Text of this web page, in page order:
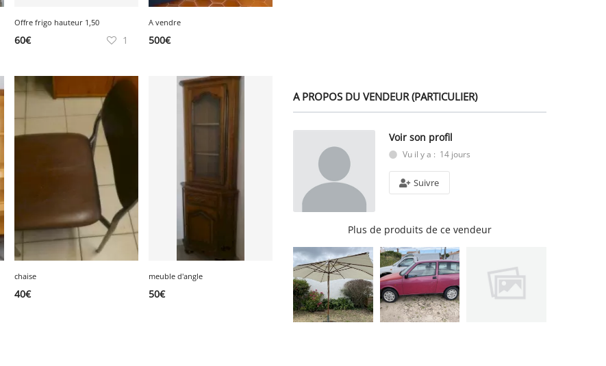
Offre frigo hauteur 1,50
60€ 1
A vendre
500€
chaise
40€
meuble d'angle
50€
A PROPOS DU VENDEUR (PARTICULIER)
Voir son profil
Vu il y a : 14 jours
Suivre
Plus de produits de ce vendeur